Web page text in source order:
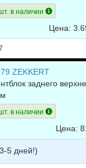
в наличии
Цена:
ZEKKERT
заднего
в наличии
Цена:
5 дней!)